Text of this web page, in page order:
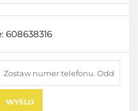
608638316
WYŚLIJ